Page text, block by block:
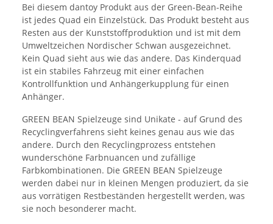
Bei diesem dantoy Produkt aus der Green-Bean-Reihe
ist jedes Quad ein Einzelstück. Das Produkt besteht aus
Resten aus der Kunststoffproduktion und ist mit dem
Umweltzeichen Nordischer Schwan ausgezeichnet.
Kein Quad sieht aus wie das andere. Das Kinderquad
ist ein stabiles Fahrzeug mit einer einfachen
Kontrollfunktion und Anhängerkupplung für einen
Anhänger.
GREEN BEAN Spielzeuge sind Unikate - auf Grund des
Recyclingverfahrens sieht keines genau aus wie das
andere. Durch den Recyclingprozess entstehen
wunderschöne Farbnuancen und zufällige
Farbkombinationen. Die GREEN BEAN Spielzeuge
werden dabei nur in kleinen Mengen produziert, da sie
aus vorrätigen Restbeständen hergestellt werden, was
sie noch besonderer macht.